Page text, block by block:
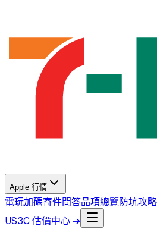
Apple 行情
電玩加碼寄件問答品項總覽防坑攻略
US3C 估價中心 ➔